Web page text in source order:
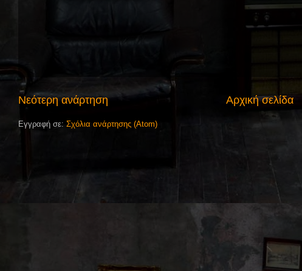
Νεότερη ανάρτηση Αρχική σελίδα
Εγγραφή σε: Σχόλια ανάρτησης (Atom)